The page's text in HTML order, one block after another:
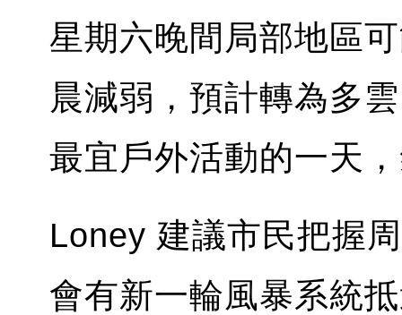
星期六晚間局部地區
晨減弱，預計轉為多
最宜戶外活動的一天
Loney 建議市民把握
會有新一輪風暴系統